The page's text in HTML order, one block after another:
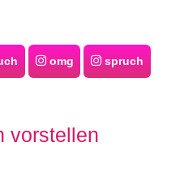
omg spruch
vorstellen